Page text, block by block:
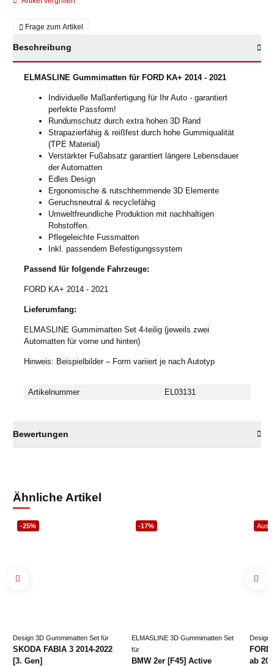
Frage zum Artikel
Beschreibung
ELMASLINE Gummimatten für FORD KA+ 2014 - 2021
Individuelle Maßanfertigung für Ihr Auto - garantiert
perfekte Passform!
Rundumschutz durch extra hohen 3D Rand
Strapazierfähig & reißfest durch hohe Gummiqualität
(TPE Material)
Verstärkter Fußabsatz garantiert längere Lebensdauer
der Automatten
Edles Design
Ergonomische & rutschhemmende 3D Elemente
Geruchsneutral & recyclefähig
Umweltfreundliche Produktion mit nachhaltigen
Rohstoffen.
Pflegeleichte Fussmatten
Inkl. passendem Befestigungssystem
Passend für folgende Fahrzeuge:
FORD KA+ 2014 - 2021
Lieferumfang:
ELMASLINE Gummimatten Set 4-teilig (jeweils zwei
Automatten für vorne und hinten)
Hinweis: Beispielbilder – Form variiert je nach Autotyp
Artikelnummer EL03131
Bewertungen
Ähnliche Artikel
-25%
Design 3D Gummimatten Set für
SKODA FABIA 3 2014-2022
[3. Gen]
-17%
ELMASLINE 3D Gummimatten Set
für
BMW 2er [F45] Active
Design
FORD
ab